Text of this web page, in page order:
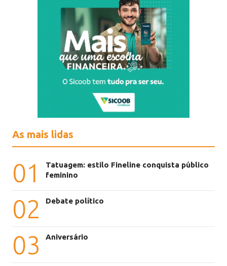
As mais lidas
01
Tatuagem: estilo Fineline conquista público
feminino
02 Debate político
03 Aniversário